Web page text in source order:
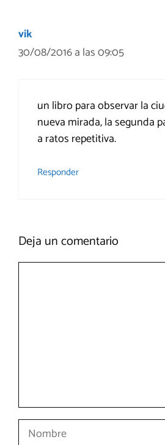
vik
30/08/2016 a las 09:05
un libro para observar la
nueva mirada, la segunda
a ratos repetitiva.
Responder
Deja un comentario
Nombre